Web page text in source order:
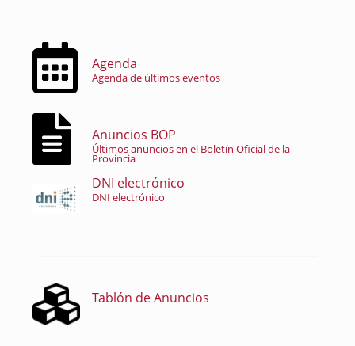
Agenda
Agenda de últimos eventos
Anuncios BOP
Últimos anuncios en el Boletín Oficial de la
Provincia
DNI electrónico
DNI electrónico
Tablón de Anuncios